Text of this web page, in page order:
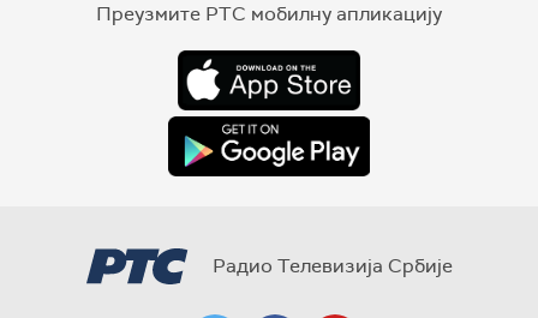
Преузмите РТС мобилну апликацију
Радио Телевизија Србије